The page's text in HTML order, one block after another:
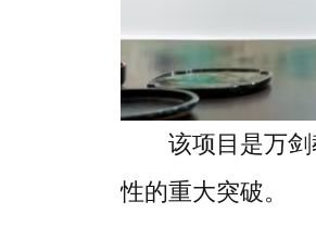
该项目是万
性的重大突破。